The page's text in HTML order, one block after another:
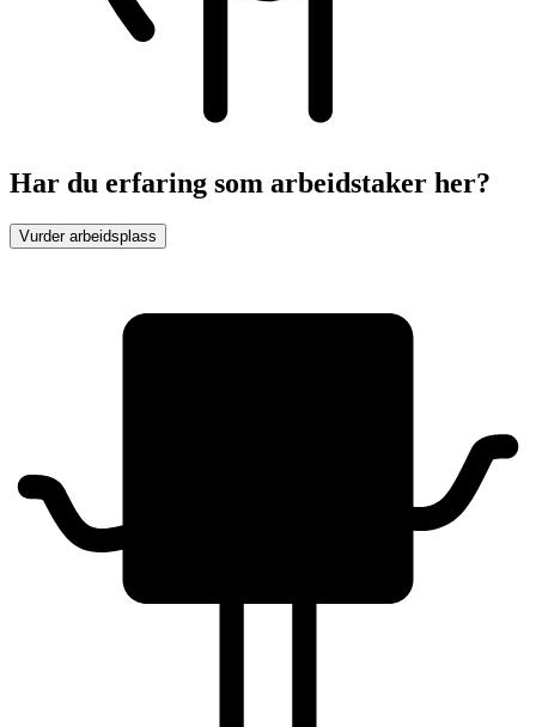
Har du erfaring som arbeidstaker her?
Vurder arbeidsplass